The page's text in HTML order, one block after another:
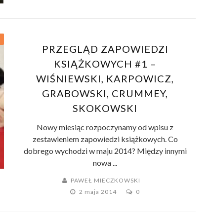
PRZEGLĄD ZAPOWIEDZI
KSIĄŻKOWYCH #1 –
WIŚNIEWSKI, KARPOWICZ,
GRABOWSKI, CRUMMEY,
SKOKOWSKI
Nowy miesiąc rozpoczynamy od wpisu z
zestawieniem zapowiedzi książkowych. Co
dobrego wychodzi w maju 2014? Między innymi
nowa ...
PAWEŁ MIECZKOWSKI
2 maja 2014
0